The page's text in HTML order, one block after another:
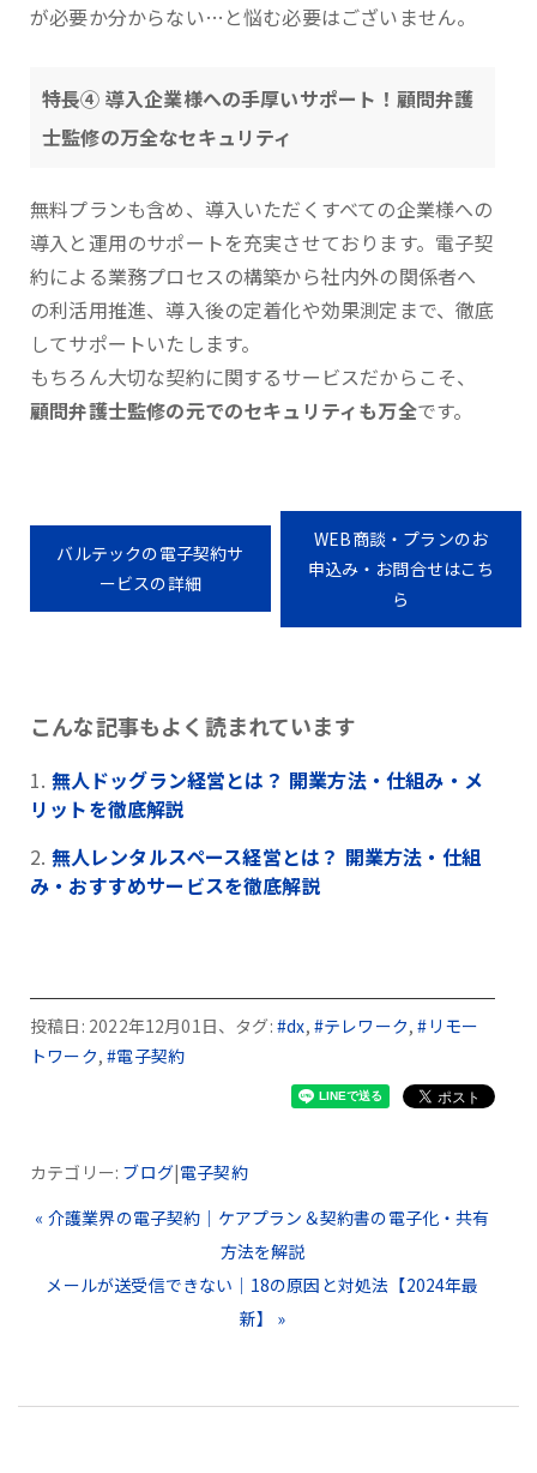
が必要か分からない…と悩む必要はございません。
特長④ 導入企業様への手厚いサポート！顧問弁護
士監修の万全なセキュリティ
無料プランも含め、導入いただくすべての企業様への
導入と運用のサポートを充実させております。電子契
約による業務プロセスの構築から社内外の関係者へ
の利活用推進、導入後の定着化や効果測定まで、徹底
してサポートいたします。
もちろん大切な契約に関するサービスだからこそ、
顧問弁護士監修の元でのセキュリティも万全です。
バルテックの電子契約サ
ービスの詳細
WEB商談・プランのお
申込み・お問合せはこち
ら
こんな記事もよく読まれています
無人ドッグラン経営とは？ 開業方法・仕組み・メ
リットを徹底解説
無人レンタルスペース経営とは？ 開業方法・仕組
み・おすすめサービスを徹底解説
投稿日: 2022年12月01日、タグ: #dx, #テレワーク,#リモー
トワーク,#電子契約
カテゴリー: ブログ|電子契約
« 介護業界の電子契約｜ケアプラン＆契約書の電子化・共有
方法を解説
メールが送受信できない｜18の原因と対処法【2024年最
新】 »